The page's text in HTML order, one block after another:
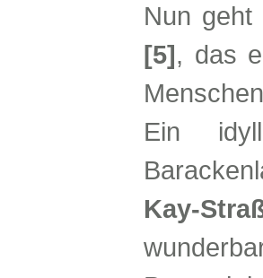
Nun
[5], das
Ein
Kay-